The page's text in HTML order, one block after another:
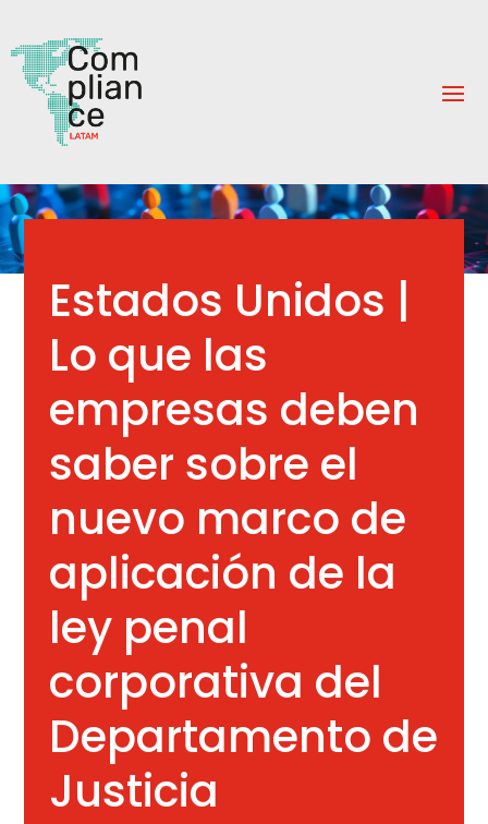
Estados Unidos |
Lo que las
empresas deben
saber sobre el
nuevo marco de
aplicación de la
ley penal
corporativa del
Departamento de
Justicia